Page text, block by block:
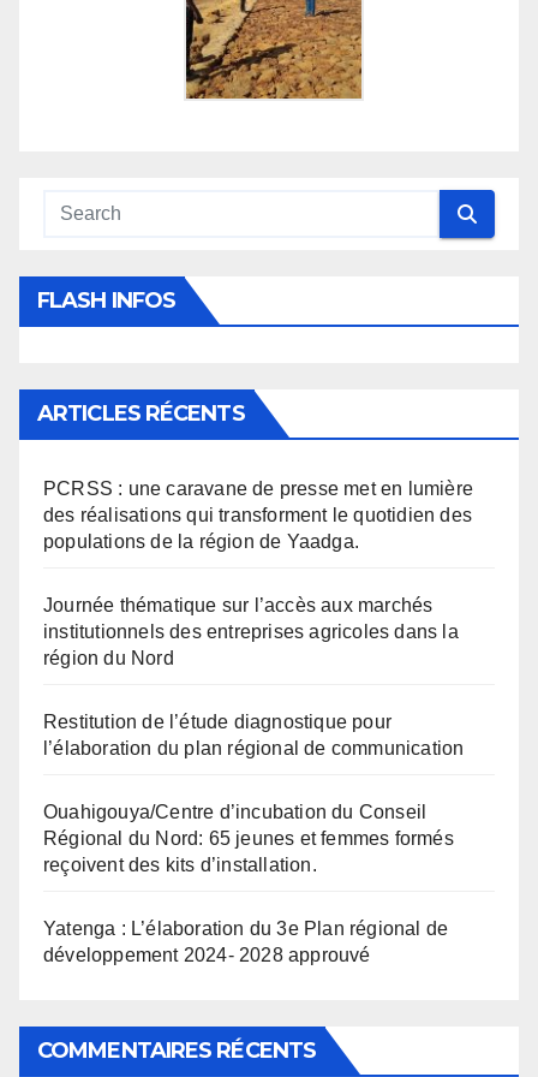
FLASH INFOS
ARTICLES RÉCENTS
PCRSS : une caravane de presse met en lumière
des réalisations qui transforment le quotidien des
populations de la région de Yaadga.
Journée thématique sur l’accès aux marchés
institutionnels des entreprises agricoles dans la
région du Nord
Restitution de l’étude diagnostique pour
l’élaboration du plan régional de communication
Ouahigouya/Centre d’incubation du Conseil
Régional du Nord: 65 jeunes et femmes formés
reçoivent des kits d’installation.
Yatenga : L’élaboration du 3e Plan régional de
développement 2024- 2028 approuvé
COMMENTAIRES RÉCENTS